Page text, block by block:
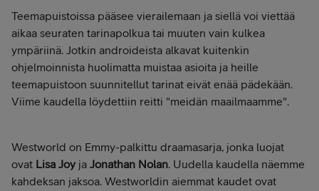
Teemapuistoissa pääsee vierailemaan ja siellä voi viettää
aikaa seuraten tarinapolkua tai muuten vain kulkea
ympäriinä. Jotkin androideista alkavat kuitenkin
ohjelmoinnista huolimatta muistaa asioita ja heille
teemapuistoon suunnitellut tarinat eivät enää pädekään.
Viime kaudella löydettiin reitti "meidän maailmaamme".
Westworld on Emmy-palkittu draamasarja, jonka luojat
ovat Lisa Joyja Jonathan Nolan. Uudella kaudella näemme
kahdeksan jaksoa. Westworldin aiemmat kaudet ovat